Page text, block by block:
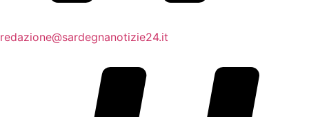
redazione@sardegnanotizie24.it